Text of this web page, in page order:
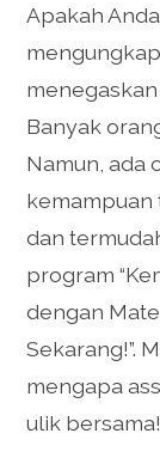
Apakah
menegaskan
Banyak
Namun, ada
kemampuan
dan
program
dengan
Sekarang!”.
mengapa
ulik bersama!